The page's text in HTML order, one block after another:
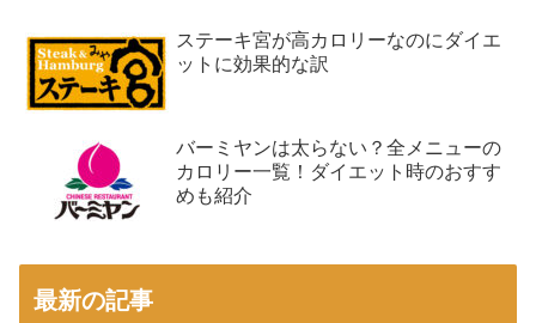
ステーキ宮が高カロリーなのにダイエ
ットに効果的な訳
バーミヤンは太らない？全メニューの
カロリー一覧！ダイエット時のおすす
めも紹介
最新の記事